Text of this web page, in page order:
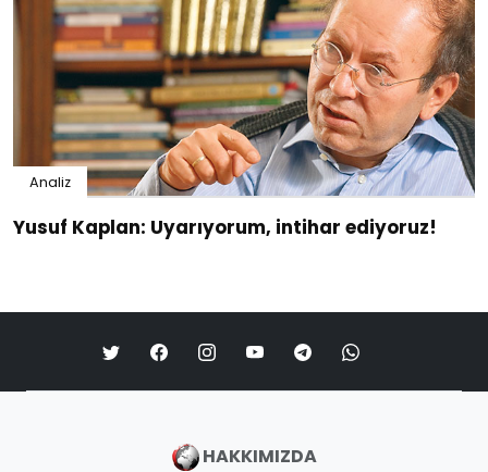
Analiz
Yusuf Kaplan: Uyarıyorum, intihar ediyoruz!
HAKKIMIZDA